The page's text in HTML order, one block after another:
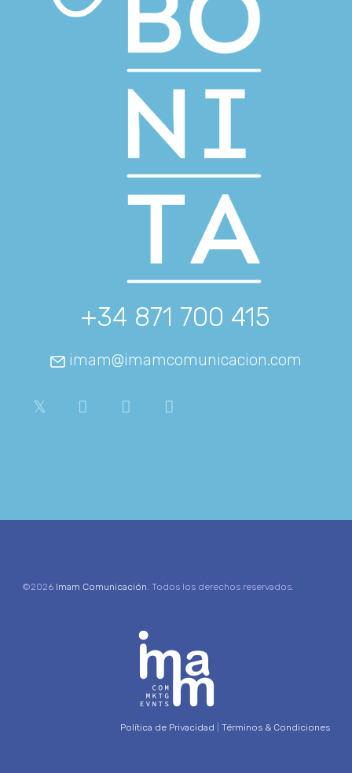
+34 871 700 415
imam@imamcomunicacion.com
©2026 Imam Comunicación. Todos los derechos reservados.
Política de Privacidad Términos & Condiciones